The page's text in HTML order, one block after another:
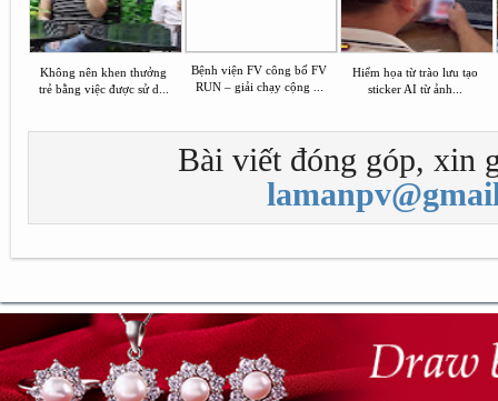
Không nên khen thưởng
trẻ bằng việc được sử d...
Bệnh viện FV công bố FV
RUN – giải chạy cộng ...
Hiểm họa từ trào lưu tạo
sticker AI từ ảnh...
Bài viết đóng góp, xin